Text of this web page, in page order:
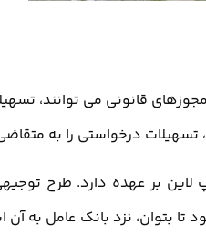
قانونی می توانند،
تسهیلات درخواستی را به
لاین بر عهده دارد. طرح
بتوان، نزد بانک عامل به آن